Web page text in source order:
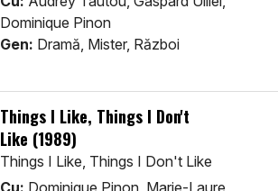
Dominique Pinon
Gen: Dramă, Mister, Război
Things I Like, Things I Don't
Like (1989)
Things I Like, Things I Don't Like